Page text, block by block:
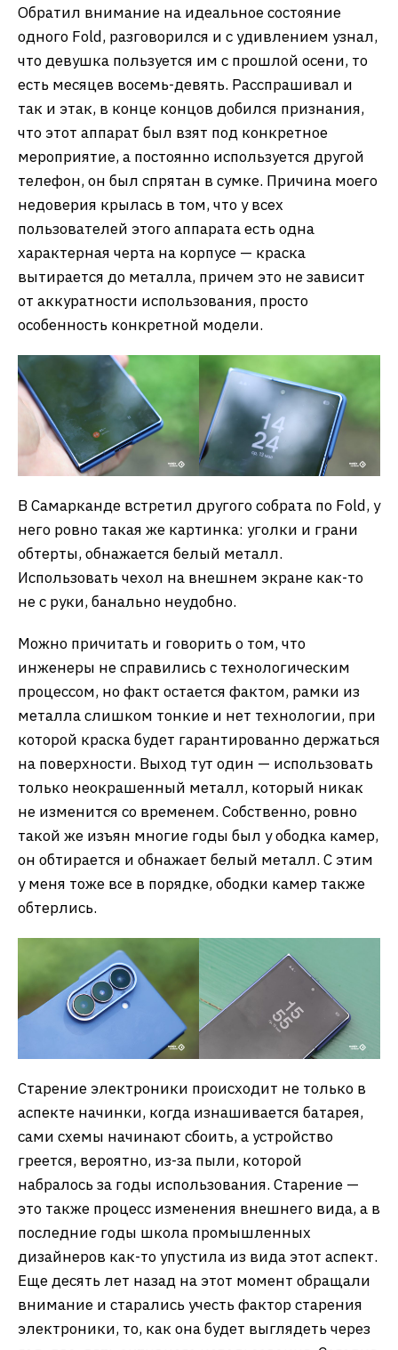
Обратил внимание на идеальное состояние
одного Fold, разговорился и с удивлением узнал,
что девушка пользуется им с прошлой осени, то
есть месяцев восемь-девять. Расспрашивал и
так и этак, в конце концов добился признания,
что этот аппарат был взят под конкретное
мероприятие, а постоянно используется другой
телефон, он был спрятан в сумке. Причина моего
недоверия крылась в том, что у всех
пользователей этого аппарата есть одна
характерная черта на корпусе — краска
вытирается до металла, причем это не зависит
от аккуратности использования, просто
особенность конкретной модели.
В Самарканде встретил другого собрата по Fold, у
него ровно такая же картинка: уголки и грани
обтерты, обнажается белый металл.
Использовать чехол на внешнем экране как-то
не с руки, банально неудобно.
Можно причитать и говорить о том, что
инженеры не справились с технологическим
процессом, но факт остается фактом, рамки из
металла слишком тонкие и нет технологии, при
которой краска будет гарантированно держаться
на поверхности. Выход тут один — использовать
только неокрашенный металл, который никак
не изменится со временем. Собственно, ровно
такой же изъян многие годы был у ободка камер,
он обтирается и обнажает белый металл. С этим
у меня тоже все в порядке, ободки камер также
обтерлись.
Старение электроники происходит не только в
аспекте начинки, когда изнашивается батарея,
сами схемы начинают сбоить, а устройство
греется, вероятно, из-за пыли, которой
набралось за годы использования. Старение —
это также процесс изменения внешнего вида, а в
последние годы школа промышленных
дизайнеров как-то упустила из вида этот аспект.
Еще десять лет назад на этот момент обращали
внимание и старались учесть фактор старения
электроники, то, как она будет выглядеть через